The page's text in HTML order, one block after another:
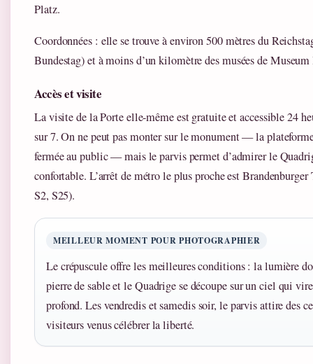
Platz.
Coordonnées : elle se trouve à environ 500 mètres du
Bundestag) et à moins d’un kilomètre des musées de
Accès et visite
La visite de la Porte elle-même est gratuite et accessible 24
sur 7. On ne peut pas monter sur le monument — la
fermée au public — mais le parvis permet d’admirer le
confortable. L’arrêt de métro le plus proche est
S2, S25).
MEILLEUR MOMENT POUR PHOTOGRAPHIER
Le crépuscule offre les meilleures conditions : la lumière
pierre de sable et le Quadrige se découpe sur un ciel qui
profond. Les vendredis et samedis soir, le parvis attire des
visiteurs venus célébrer la liberté.